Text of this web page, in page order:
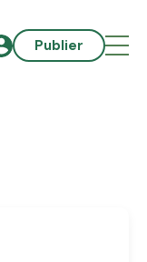
Publier